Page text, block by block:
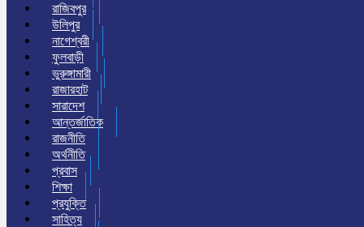
রাজিবপুর
উলিপুর
নাগেশ্বরী
ফুলবাড়ী
ভুরুঙ্গামারী
রাজারহাট
সারাদেশ
আন্তর্জাতিক
রাজনীতি
অর্থনীতি
প্রবাস
শিক্ষা
প্রযুক্তি
সাহিত্য